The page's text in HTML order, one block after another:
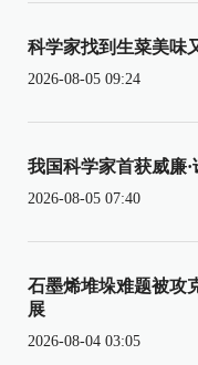
科学家找到生菜美味
2026-08-05 09:24
我国科学家首获威廉
2026-08-05 07:40
石墨烯堆垛难题被攻
展
2026-08-04 03:05